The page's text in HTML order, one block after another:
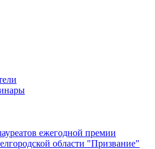
ежегодной премии
области "Призвание"